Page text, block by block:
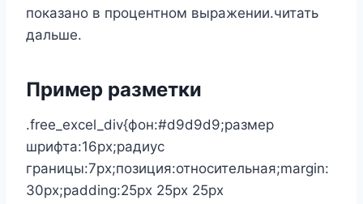
показано в процентном выражении.читать
дальше.
Пример разметки
.free_excel_div{фон:#d9d9d9;размер
шрифта:16px;радиус
границы:7px;позиция:относительная;margin:
30px;padding:25px 25px 25px